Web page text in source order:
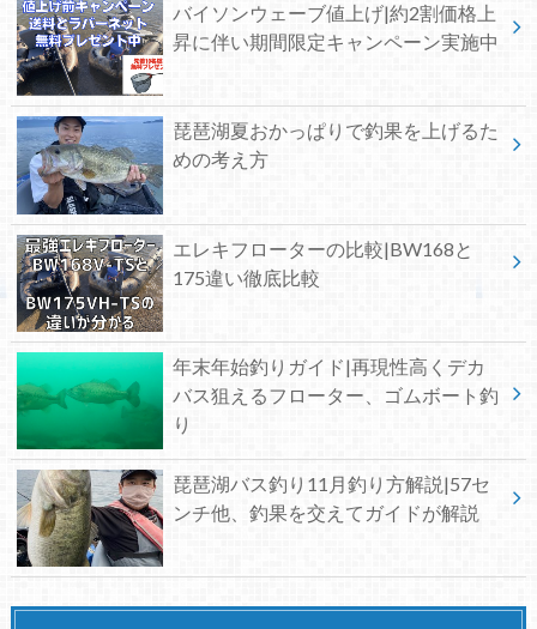
バイソンウェーブ値上げ|約2割価格上
昇に伴い期間限定キャンペーン実施中
琵琶湖夏おかっぱりで釣果を上げるた
めの考え方
エレキフローターの比較|BW168と
175違い徹底比較
年末年始釣りガイド|再現性高くデカ
バス狙えるフローター、ゴムボート釣
り
琵琶湖バス釣り11月釣り方解説|57セ
ンチ他、釣果を交えてガイドが解説